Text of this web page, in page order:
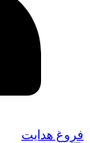
فروغ هدایت